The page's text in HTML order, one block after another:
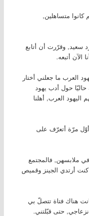
متساهلين,
وقرّرت أن أتابع
الآن أتبعه.
العرب ما جعلني أختار
حول أدب يهود
العرب, أهلنا
مرّة أتعرّف على
ملابسهن, فالمجتمع
أرتدي الجينز وقميص
هناك فتاة تتصلّ بي
حتى قبّلتني.